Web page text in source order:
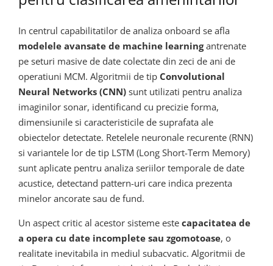
In centrul capabilitatilor de analiza onboard se afla
modelele avansate de machine learningantrenate
pe seturi masive de date colectate din zeci de ani de
operatiuni MCM. Algoritmii de tip Convolutional
Neural Networks (CNN) sunt utilizati pentru analiza
imaginilor sonar, identificand cu precizie forma,
dimensiunile si caracteristicile de suprafata ale
obiectelor detectate. Retelele neuronale recurente (RNN)
si variantele lor de tip LSTM (Long Short-Term Memory)
sunt aplicate pentru analiza seriilor temporale de date
acustice, detectand pattern-uri care indica prezenta
minelor ancorate sau de fund.
Un aspect critic al acestor sisteme este capacitatea de
a opera cu date incomplete sau zgomotoase, o
realitate inevitabila in mediul subacvatic. Algoritmii de